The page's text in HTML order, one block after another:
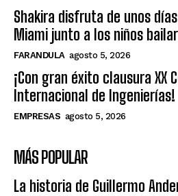
Shakira disfruta de unos
Miami junto a los niños
FARANDULA agosto 5, 2026
¡Con gran éxito clausura XX
Internacional de Ingenierías!
EMPRESAS agosto 5, 2026
MÁS POPULAR
La historia de Guillermo